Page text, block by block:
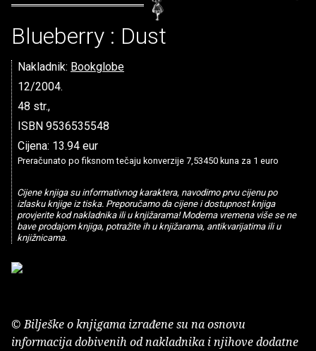
Blueberry : Dust
Nakladnik: Bookglobe
12/2004.
48 str.,
ISBN 9536535548
Cijena: 13.94 eur
Preračunato po fiksnom tečaju konverzije 7,53450 kuna za 1 euro
Cijene knjiga su informativnog karaktera, navodimo prvu cijenu po
izlasku knjige iz tiska. Preporučamo da cijene i dostupnost knjiga
provjerite kod nakladnika ili u knjižarama! Moderna vremena više se ne
bave prodajom knjiga, potražite ih u knjižarama, antikvarijatima ili u
knjižnicama.
© Bilješke o knjigama izrađene su na osnovu
informacija dobivenih od nakladnika i njihove dodatne